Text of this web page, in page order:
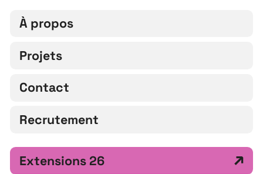
À propos
Projets
Contact
Recrutement
Extensions 26